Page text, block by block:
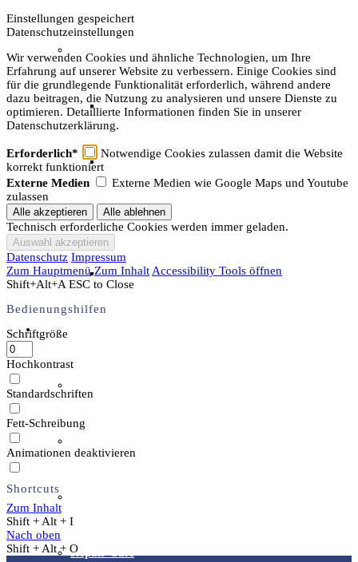
Geschichtliche der Sachsen
Hausrekonstruktionen
Archäotechnik / Experimentelle Archäologie
Flora & Fauna
Angebote & Aktionen
Repair Café
Einstellungen gespeichert
Datenschutzeinstellungen
Wir verwenden Cookies und ähnliche Technologien, um Ihre
Erfahrung auf unserer Website zu verbessern. Einige Cookies sind
für die grundlegende Funktionalität erforderlich, während andere
dazu beitragen, die Nutzung zu analysieren und unsere Dienste zu
optimieren. Detaillierte Informationen finden Sie in unserer
Datenschutzerklärung.
Erforderlich*
Notwendige Cookies zulassen damit die Website
korrekt funktioniert
Externe Medien
Externe Medien wie Google Maps und Youtube
zulassen
Technisch erforderliche Cookies werden immer geladen.
Datenschutz Impressum
Zum Hauptmenü Zum Inhalt Accessibility Tools öffnen
Shift+Alt+A ESC to Close
Bedienungshilfen
Schriftgröße
Hochkontrast
Standardschriften
Fett-Schreibung
Animationen deaktivieren
Shortcuts
Zum Inhalt
Shift + Alt + I
Nach oben
Shift + Alt + O